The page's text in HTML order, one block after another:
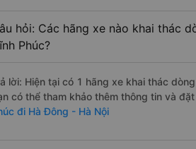
hỏi: Các hãng xe nào khai thác
Phúc?
lời: Hiện tại có 1 hãng xe khai thác
có thể tham khảo thêm thông tin và
đi Hà Đông - Hà Nội